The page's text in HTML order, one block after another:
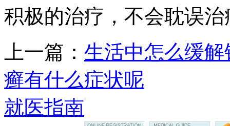
积极的治疗，不会耽误治
上一篇： 生活中怎么缓
癣有什么症状呢
就医指南